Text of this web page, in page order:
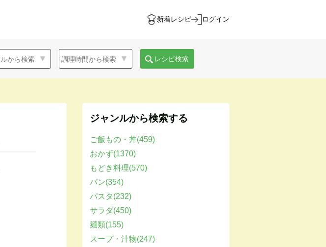
新着レシピ ログイン
レシピ検索
ジャンルから検索する
ご飯もの・丼(459)
おかず(1370)
もどき料理(570)
パン(354)
パスタ(232)
サラダ(450)
麺類(155)
スープ・汁物(247)